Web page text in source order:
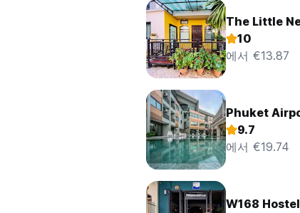
The Little
10
에서 €13.87
Phuket
9.7
에서 €19.74
W168 Hostel